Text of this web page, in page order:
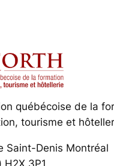
québécoise de la
tourisme et
Saint-Denis Montréal
H2X 3P1